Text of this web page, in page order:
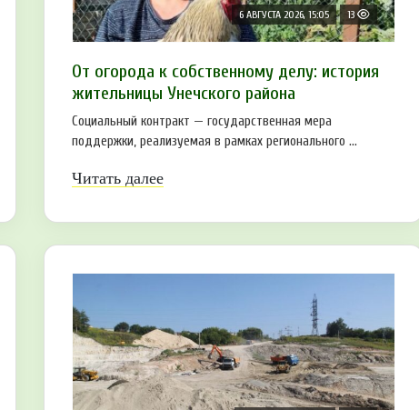
6 АВГУСТА 2026, 15:05 13
От огорода к собственному делу: история
жительницы Унечского района
Социальный контракт — государственная мера
поддержки, реализуемая в рамках регионального ...
Читать далее